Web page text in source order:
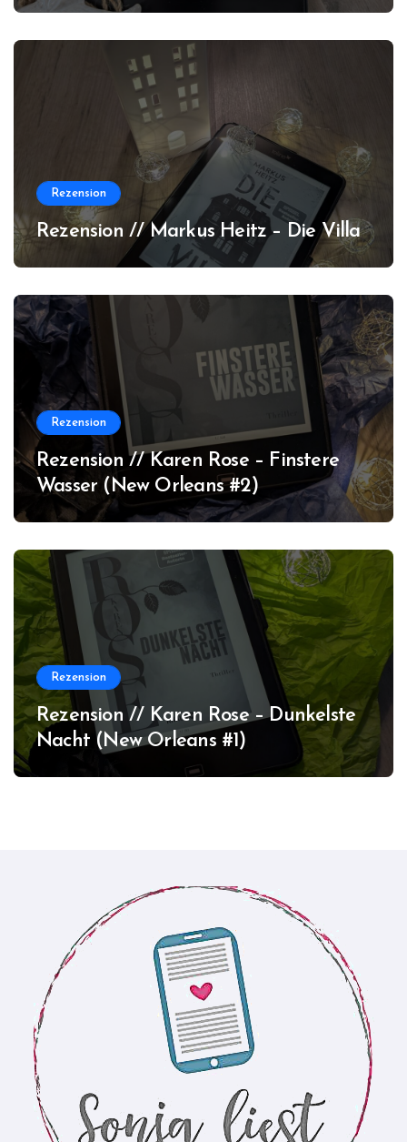
Rezension
Rezension // Markus Heitz – Die Villa
Rezension
Rezension // Karen Rose – Finstere
Wasser (New Orleans #2)
Rezension
Rezension // Karen Rose – Dunkelste
Nacht (New Orleans #1)